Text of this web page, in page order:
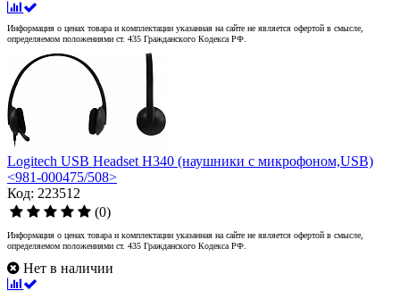
Информация о ценах товара и комплектации указанная на сайте не является офертой в смысле,
определяемом положениями ст. 435 Гражданского Кодекса РФ.
Logitech USB Headset H340 (наушники с микрофоном,USB)
<981-000475/508>
Код: 223512
(0)
Информация о ценах товара и комплектации указанная на сайте не является офертой в смысле,
определяемом положениями ст. 435 Гражданского Кодекса РФ.
Нет в наличии